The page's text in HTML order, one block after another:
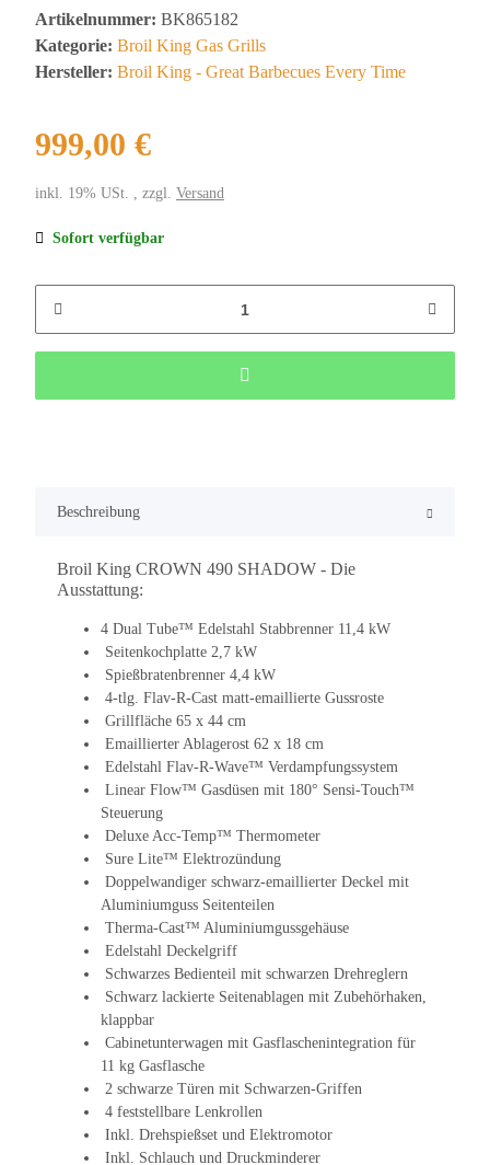
Artikelnummer: BK865182
Kategorie: Broil King Gas Grills
Hersteller: Broil King - Great Barbecues Every Time
999,00 €
inkl. 19% USt. , zzgl. Versand
Sofort verfügbar
Beschreibung
Broil King CROWN 490 SHADOW - Die
Ausstattung:
4 Dual Tube™ Edelstahl Stabbrenner 11,4 kW
Seitenkochplatte 2,7 kW
Spießbratenbrenner 4,4 kW
4-tlg. Flav-R-Cast matt-emaillierte Gussroste
Grillfläche 65 x 44 cm
Emaillierter Ablagerost 62 x 18 cm
Edelstahl Flav-R-Wave™ Verdampfungssystem
Linear Flow™ Gasdüsen mit 180° Sensi-Touch™
Steuerung
Deluxe Acc-Temp™ Thermometer
Sure Lite™ Elektrozündung
Doppelwandiger schwarz-emaillierter Deckel mit
Aluminiumguss Seitenteilen
Therma-Cast™ Aluminiumgussgehäuse
Edelstahl Deckelgriff
Schwarzes Bedienteil mit schwarzen Drehreglern
Schwarz lackierte Seitenablagen mit Zubehörhaken,
klappbar
Cabinetunterwagen mit Gasflaschenintegration für
11 kg Gasflasche
2 schwarze Türen mit Schwarzen-Griffen
4 feststellbare Lenkrollen
Inkl. Drehspießset und Elektromotor
Inkl. Schlauch und Druckminderer